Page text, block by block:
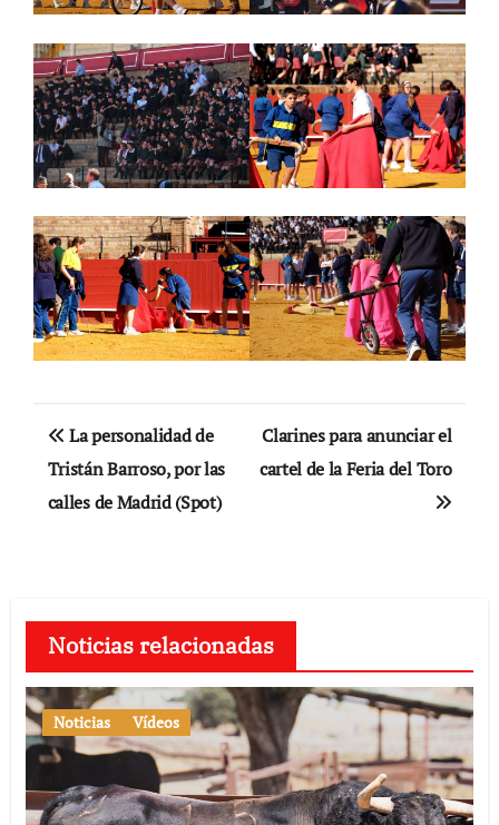
Navegación
de
entradas
La personalidad de
Tristán Barroso, por las
calles de Madrid (Spot)
Clarines para anunciar el
cartel de la Feria del Toro
Noticias relacionadas
Noticias Vídeos